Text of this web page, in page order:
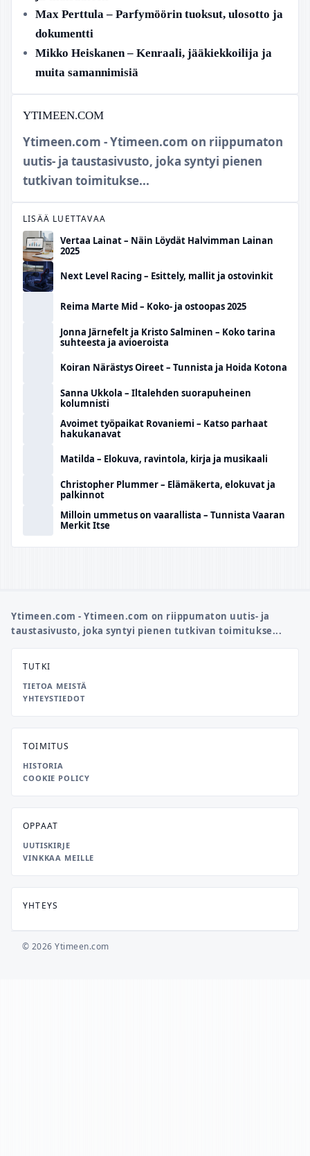
Max Perttula – Parfymöörin tuoksut, ulosotto ja
dokumentti
Mikko Heiskanen – Kenraali, jääkiekkoilija ja
muita samannimisiä
YTIMEEN.COM
Ytimeen.com - Ytimeen.com on riippumaton
uutis- ja taustasivusto, joka syntyi pienen
tutkivan toimitukse...
LISÄÄ LUETTAVAA
Vertaa Lainat – Näin Löydät Halvimman Lainan
2025
Next Level Racing – Esittely, mallit ja ostovinkit
Reima Marte Mid – Koko- ja ostoopas 2025
Jonna Järnefelt ja Kristo Salminen – Koko tarina
suhteesta ja avioeroista
Koiran Närästys Oireet – Tunnista ja Hoida Kotona
Sanna Ukkola – Iltalehden suorapuheinen
kolumnisti
Avoimet työpaikat Rovaniemi – Katso parhaat
hakukanavat
Matilda – Elokuva, ravintola, kirja ja musikaali
Christopher Plummer – Elämäkerta, elokuvat ja
palkinnot
Milloin ummetus on vaarallista – Tunnista Vaaran
Merkit Itse
Ytimeen.com - Ytimeen.com on riippumaton uutis- ja
taustasivusto, joka syntyi pienen tutkivan toimitukse...
TUTKI
TIETOA MEISTÄ
YHTEYSTIEDOT
TOIMITUS
HISTORIA
COOKIE POLICY
OPPAAT
UUTISKIRJE
VINKKAA MEILLE
YHTEYS
© 2026 Ytimeen.com